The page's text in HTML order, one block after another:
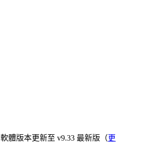
軟體版本更新至 v9.33 最新版（更